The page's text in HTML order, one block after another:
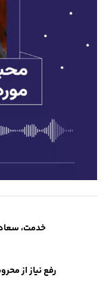
خدمت،
رفع نیاز از